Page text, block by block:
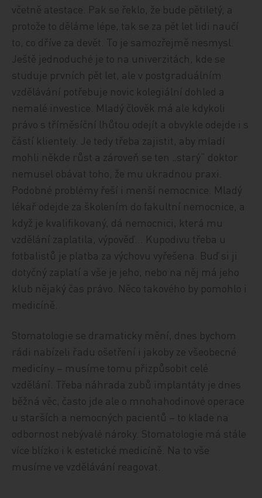
včetně atestace. Pak se řeklo, že bude pětiletý, a
protože to děláme lépe, tak se za pět let lidi naučí
to, co dříve za devět. To je samozřejmě nesmysl.
Ještě jednoduché je to na univerzitách, kde se
studuje prvních pět let, ale v postgraduálním
vzdělávání potřebuje novic kolegiální dohled a
nemalé investice. Mladý člověk má ale kdykoli
právo s tříměsíční lhůtou odejít a obvykle odejde i s
částí klientely. Je tedy třeba zajistit, aby mladí
mohli někde růst a zároveň se ten „starý“ doktor
nemusel obávat toho, že mu ukradnou praxi.
Podobné problémy řeší i menší nemocnice. Mladý
lékař odejde za školením do fakultní nemocnice, a
když je kvalifikovaný, dá nemocnici, která mu
vzdělání zaplatila, výpověď… Kupodivu třeba u
fotbalistů je platba za výchovu vyřešena. Buď si ji
dotyčný zaplatí a vše je jeho, nebo na něj má jeho
klub nějaký čas právo. Něco takového by pomohlo i
medicíně.
Stomatologie se dramaticky mění, dnes bychom
rádi nabízeli řadu ošetření i jakoby ze všeobecné
medicíny – musíme tomu přizpůsobit celé
vzdělání. Třeba náhrada zubů implantáty je dnes
běžná věc, často jde ale o mnohahodinové operace
u starších a nemocných pacientů – to klade na
odbornost nebývalé nároky. Stomatologie má stále
více blízko i k estetické medicíně. Na to vše
musíme ve vzdělávání reagovat.